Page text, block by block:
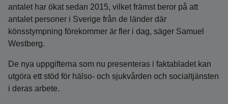
antalet har ökat sedan 2015, vilket främst beror på att
antalet personer i Sverige från de länder där
könsstympning förekommer är fler i dag, säger Samuel
Westberg.
De nya uppgifterna som nu presenteras i faktabladet kan
utgöra ett stöd för hälso- och sjukvården och socialtjänsten
i deras arbete.